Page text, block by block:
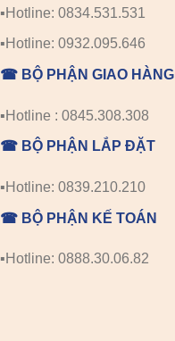
▪️Hotline: 0834.531.531
▪️Hotline: 0932.095.646
☎ BỘ PHẬN GIAO HÀNG
▪️Hotline : 0845.308.308
☎ BỘ PHẬN LẮP ĐẶT
▪️Hotline: 0839.210.210
☎ BỘ PHẬN KẾ TOÁN
▪️Hotline: 0888.30.06.82